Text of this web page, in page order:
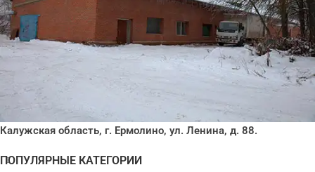
Калужская область, г. Ермолино, ул. Ленина, д. 88.
ПОПУЛЯРНЫЕ КАТЕГОРИИ